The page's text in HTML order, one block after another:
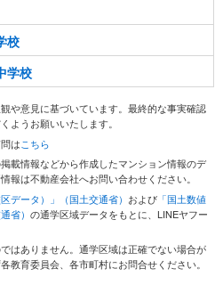
校
学校
や意見に基づいています。最終的な事実確認
ようお願いいたします。
はこちら
載情報などから作成したマンション情報のデ
報は不動産会社へお問い合わせください。
データ）」（国土交通省） および 「国土数値
省） の通学区域データをもとに、LINEヤフー
はありません。通学区域は正確でない場合が
教育委員会、各市町村にお問合せください。